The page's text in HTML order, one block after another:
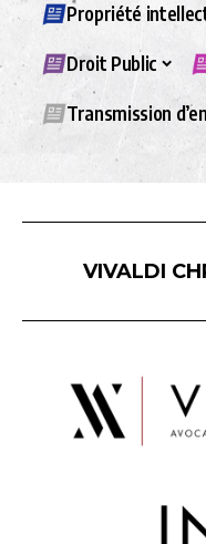
Propriété
Droit Public
Transmission
VIVALDI